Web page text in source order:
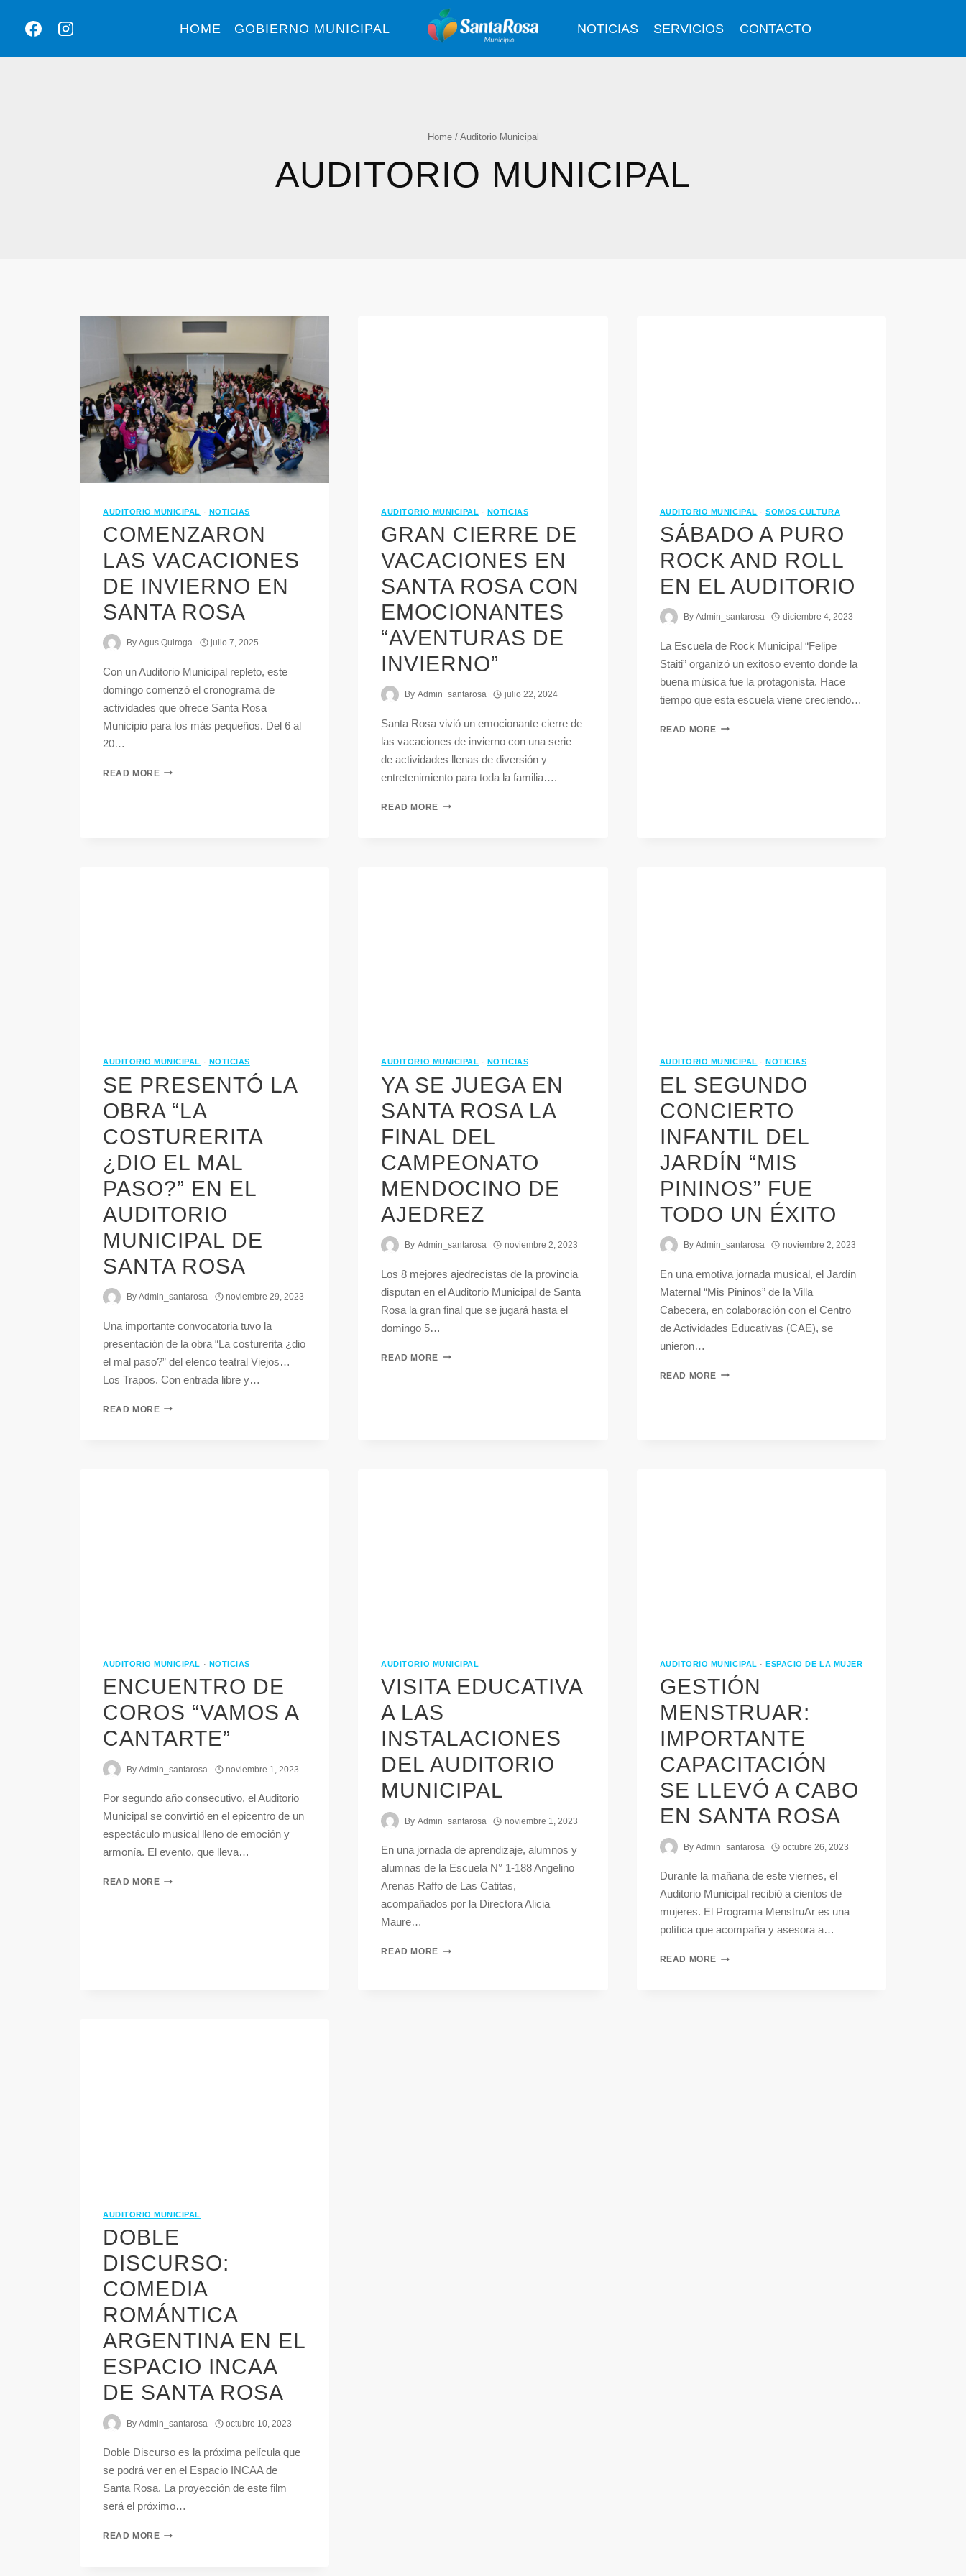
HOME GOBIERNO MUNICIPAL NOTICIAS SERVICIOS CONTACTO
Home / Auditorio Municipal
AUDITORIO MUNICIPAL
AUDITORIO MUNICIPAL · NOTICIAS
COMENZARON
LAS VACACIONES
DE INVIERNO EN
SANTA ROSA
By Agus Quiroga julio 7, 2025
Con un Auditorio Municipal repleto, este
domingo comenzó el cronograma de
actividades que ofrece Santa Rosa
Municipio para los más pequeños. Del 6 al
20…
READ MORE
AUDITORIO MUNICIPAL · NOTICIAS
GRAN CIERRE DE
VACACIONES EN
SANTA ROSA CON
EMOCIONANTES
“AVENTURAS DE
INVIERNO”
By Admin_santarosa julio 22, 2024
Santa Rosa vivió un emocionante cierre de
las vacaciones de invierno con una serie
de actividades llenas de diversión y
entretenimiento para toda la familia….
READ MORE
AUDITORIO MUNICIPAL ·SOMOS CULTURA
SÁBADO A PURO
ROCK AND ROLL
EN EL AUDITORIO
By Admin_santarosa diciembre 4, 2023
La Escuela de Rock Municipal “Felipe
Staiti” organizó un exitoso evento donde la
buena música fue la protagonista. Hace
tiempo que esta escuela viene creciendo…
READ MORE
AUDITORIO MUNICIPAL · NOTICIAS
SE PRESENTÓ LA
OBRA “LA
COSTURERITA
¿DIO EL MAL
PASO?” EN EL
AUDITORIO
MUNICIPAL DE
SANTA ROSA
By Admin_santarosa noviembre 29, 2023
Una importante convocatoria tuvo la
presentación de la obra “La costurerita ¿dio
el mal paso?” del elenco teatral Viejos…
Los Trapos. Con entrada libre y…
READ MORE
AUDITORIO MUNICIPAL · NOTICIAS
YA SE JUEGA EN
SANTA ROSA LA
FINAL DEL
CAMPEONATO
MENDOCINO DE
AJEDREZ
By Admin_santarosa noviembre 2, 2023
Los 8 mejores ajedrecistas de la provincia
disputan en el Auditorio Municipal de Santa
Rosa la gran final que se jugará hasta el
domingo 5…
READ MORE
AUDITORIO MUNICIPAL · NOTICIAS
EL SEGUNDO
CONCIERTO
INFANTIL DEL
JARDÍN “MIS
PININOS” FUE
TODO UN ÉXITO
By Admin_santarosa noviembre 2, 2023
En una emotiva jornada musical, el Jardín
Maternal “Mis Pininos” de la Villa
Cabecera, en colaboración con el Centro
de Actividades Educativas (CAE), se
unieron…
READ MORE
AUDITORIO MUNICIPAL · NOTICIAS
ENCUENTRO DE
COROS “VAMOS A
CANTARTE”
By Admin_santarosa noviembre 1, 2023
Por segundo año consecutivo, el Auditorio
Municipal se convirtió en el epicentro de un
espectáculo musical lleno de emoción y
armonía. El evento, que lleva…
READ MORE
AUDITORIO MUNICIPAL
VISITA EDUCATIVA
A LAS
INSTALACIONES
DEL AUDITORIO
MUNICIPAL
By Admin_santarosa noviembre 1, 2023
En una jornada de aprendizaje, alumnos y
alumnas de la Escuela N° 1-188 Angelino
Arenas Raffo de Las Catitas,
acompañados por la Directora Alicia
Maure…
READ MORE
AUDITORIO MUNICIPAL ·ESPACIO DE LA MUJER
GESTIÓN
MENSTRUAR:
IMPORTANTE
CAPACITACIÓN
SE LLEVÓ A CABO
EN SANTA ROSA
By Admin_santarosa octubre 26, 2023
Durante la mañana de este viernes, el
Auditorio Municipal recibió a cientos de
mujeres. El Programa MenstruAr es una
política que acompaña y asesora a…
READ MORE
AUDITORIO MUNICIPAL
DOBLE
DISCURSO:
COMEDIA
ROMÁNTICA
ARGENTINA EN EL
ESPACIO INCAA
DE SANTA ROSA
By Admin_santarosa octubre 10, 2023
Doble Discurso es la próxima película que
se podrá ver en el Espacio INCAA de
Santa Rosa. La proyección de este film
será el próximo…
READ MORE